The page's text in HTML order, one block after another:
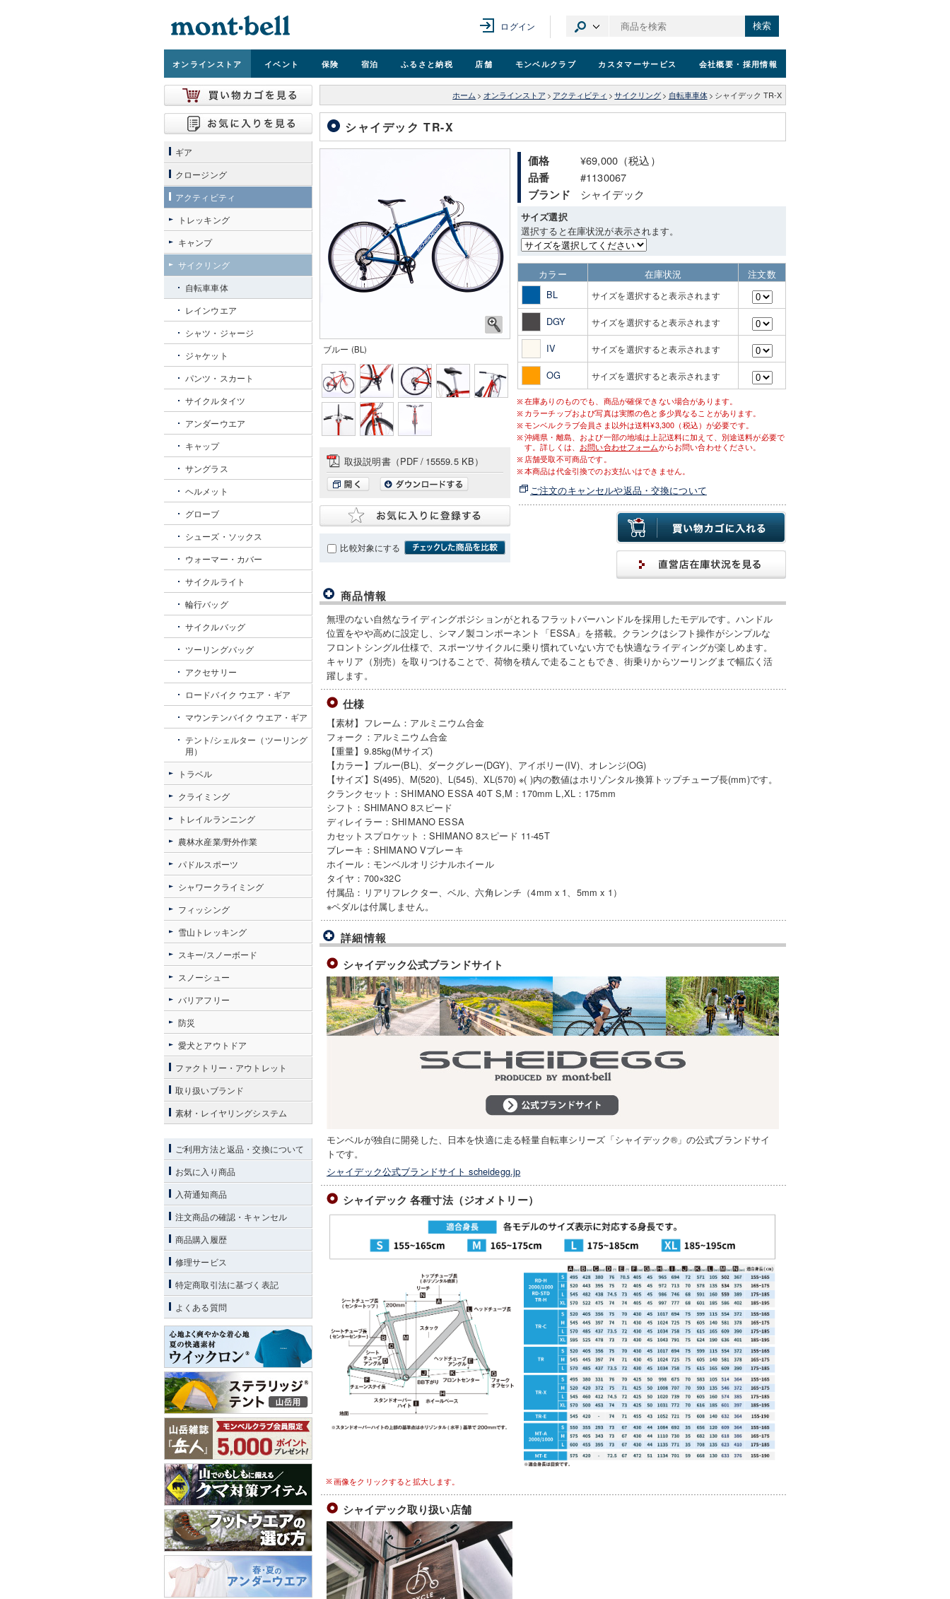
ログイン 検索
オンラインストア イベント 保険 宿泊 ふるさと納税 店舗 モンベルクラブ カスタマーサービス 会社概要 ・採用情報
ホーム > オンラインストア > アクティビティ > サイクリング > 自転車車体 > シャイデック TR-X
シャイデック TR-X
ブルー (BL)
取扱説明書（PDF/ 15559.5 KB）
比較対象にする
価格 ¥69,000（税込）
品番 #1130067
ブランド シャイデック
サイズ選択
選択すると在庫状況が表示されます。
カラー 在庫状況
注文数
BL
サイズを選択すると表示されます
DGY サイズを選択すると表示されます
IV サイズを選択すると表示されます
OG サイズを選択すると表示されます
在庫ありのものでも、商品が確保できない場合があります。
カラーチップおよび写真は実際の色と多少異なることがあります。
モンベルクラブ会員さま以外は送料¥3,300（税込）が必要です。
沖縄県・離島、および一部の地域は上記送料に加えて、別途送料が必要で
す。詳しくは、 お問い合わせフォームからお問い合わせください。
店舗受取不可商品です。
本商品は代金引換でのお支払いはできません。
ご注文のキャンセルや返品・交換について
商品情報
無理のない自然なライディングポジションがとれるフラットバーハンドルを採用したモデルです。ハンドル
位置をやや高めに設定し、シマノ製コンポーネント「ESSA」を搭載。クランクはシフト操作がシンプルな
フロントシングル仕様で、スポーツサイクルに乗り慣れていない方でも快適なライディングが楽しめます。
キャリア（別売）を取りつけることで、荷物を積んで走ることもでき、街乗りからツーリングまで幅広く活
躍します。
仕様
【素材】フレーム：アルミニウム合金
フォーク：アルミニウム合金
【重量】9.85kg(Mサイズ)
【カラー】ブルー(BL)、ダークグレー(DGY)、アイボリー(IV)、オレンジ(OG)
【サイズ】S(495)、M(520)、L(545)、XL(570) ※( )内の数値はホリゾンタル換算トップチューブ長(mm)です。
クランクセット：SHIMANO ESSA 40T S,M：170mm L,XL：175mm
シフト：SHIMANO 8スピード
ディレイラー：SHIMANO ESSA
カセットスプロケット：SHIMANO 8スピード 11-45T
ブレーキ：SHIMANO Vブレーキ
ホイール：モンベルオリジナルホイール
タイヤ：700×32C
付属品：リアリフレクター、ベル、六角レンチ（4mm x 1、5mm x 1）
※ペダルは付属しません。
詳細情報
シャイデック公式ブランドサイト
モンベルが独自に開発した、日本を快適に走る軽量自転車シリーズ「シャイデック®」の公式ブランドサイ
トです。
シャイデック公式ブランドサイト scheidegg.jp
シャイデック 各種寸法（ジオメトリー）
画像をクリックすると拡大します。
シャイデック取り扱い店舗
ギア
クロージング
アクティビティ
トレッキング
キャンプ
サイクリング
自転車車体
レインウエア
シャツ・ジャージ
ジャケット
パンツ・スカート
サイクルタイツ
アンダーウエア
キャップ
サングラス
ヘルメット
グローブ
シューズ・ソックス
ウォーマー・カバー
サイクルライト
輪行バッグ
サイクルバッグ
ツーリングバッグ
アクセサリー
ロードバイク ウエア・ギア
マウンテンバイク ウエア・ギア
テント/シェルター（ツーリング
用）
トラベル
クライミング
トレイルランニング
農林水産業/野外作業
パドルスポーツ
シャワークライミング
フィッシング
雪山トレッキング
スキー/スノーボード
スノーシュー
バリアフリー
防災
愛犬とアウトドア
ファクトリー・アウトレット
取り扱いブランド
素材・レイヤリングシステム
ご利用方法と返品・交換について
お気に入り商品
入荷通知商品
注文商品の確認・キャンセル
商品購入履歴
修理サービス
特定商取引法に基づく表記
よくある質問